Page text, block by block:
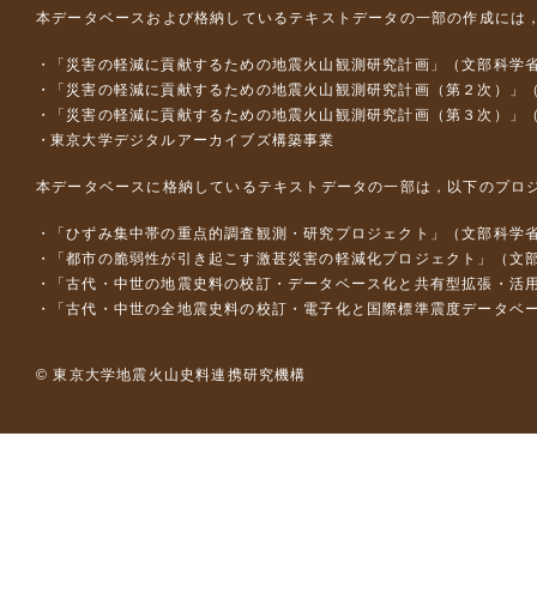
本データベースおよび格納しているテキストデータの一部の作成には
「災害の軽減に貢献するための地震火山観測研究計画」（文部科学
「災害の軽減に貢献するための地震火山観測研究計画（第２次）」
「災害の軽減に貢献するための地震火山観測研究計画（第３次）」
東京大学デジタルアーカイブズ構築事業
本データベースに格納しているテキストデータの一部は，以下のプロ
「ひずみ集中帯の重点的調査観測・研究プロジェクト」（文部科
「都市の脆弱性が引き起こす激甚災害の軽減化プロジェクト」（
「古代・中世の地震史料の校訂・データベース化と共有型拡張・
「古代・中世の全地震史料の校訂・電子化と国際標準震度データ
© 東京大学地震火山史料連携研究機構